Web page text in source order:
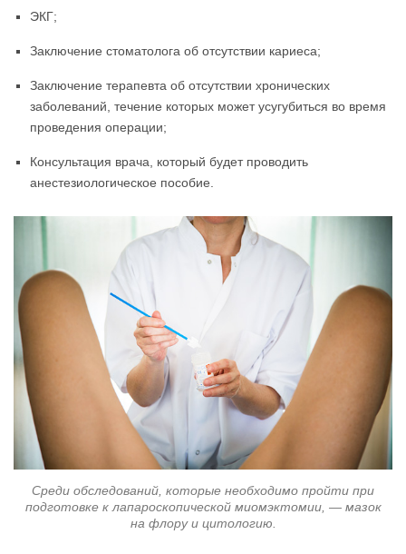
ЭКГ;
Заключение стоматолога об отсутствии кариеса;
Заключение терапевта об отсутствии хронических
заболеваний, течение которых может усугубиться во время
проведения операции;
Консультация врача, который будет проводить
анестезиологическое пособие.
Среди обследований, которые необходимо пройти при
подготовке к лапароскопической миомэктомии, — мазок
на флору и цитологию.